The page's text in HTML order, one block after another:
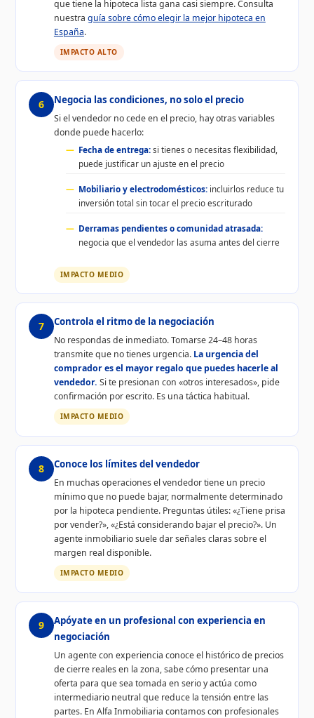
que tiene la hipoteca lista gana casi siempre. Consulta
nuestra guía sobre cómo elegir la mejor hipoteca en
España.
IMPACTO ALTO
6 Negocia las condiciones, no solo el precio
Si el vendedor no cede en el precio, hay otras variables
donde puede hacerlo:
Fecha de entrega:si tienes o necesitas flexibilidad,
puede justificar un ajuste en el precio
Mobiliario y electrodomésticos: incluirlos reduce tu
inversión total sin tocar el precio escriturado
Derramas pendientes o comunidad atrasada:
negocia que el vendedor las asuma antes del cierre
IMPACTO MEDIO
7 Controla el ritmo de la negociación
No respondas de inmediato. Tomarse 24–48 horas
transmite que no tienes urgencia. La urgencia del
comprador es el mayor regalo que puedes hacerle al
vendedor. Si te presionan con «otros interesados», pide
confirmación por escrito. Es una táctica habitual.
IMPACTO MEDIO
8 Conoce los límites del vendedor
En muchas operaciones el vendedor tiene un precio
mínimo que no puede bajar, normalmente determinado
por la hipoteca pendiente. Preguntas útiles: «¿Tiene prisa
por vender?», «¿Está considerando bajar el precio?». Un
agente inmobiliario suele dar señales claras sobre el
margen real disponible.
IMPACTO MEDIO
9
Apóyate en un profesional con experiencia en
negociación
Un agente con experiencia conoce el histórico de precios
de cierre reales en la zona, sabe cómo presentar una
oferta para que sea tomada en serio y actúa como
intermediario neutral que reduce la tensión entre las
partes. En Alfa Inmobiliaria contamos con profesionales